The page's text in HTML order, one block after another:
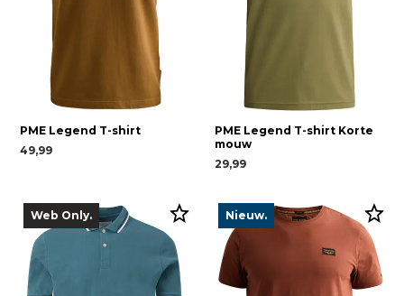
PME Legend T-shirt
49,99
PME Legend T-shirt Korte
mouw
29,99
Web Only. Nieuw.